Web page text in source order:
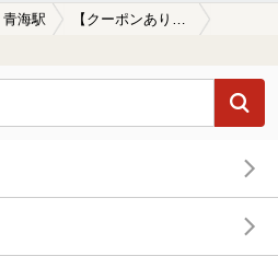
青海駅 【クーポンあり】深夜営業している青海駅近くの温泉、日帰り温泉、スーパー銭湯おすすめ